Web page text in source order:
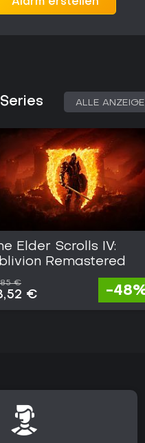
ALLE
Elder Scrolls IV:
Remastered
€
€ -